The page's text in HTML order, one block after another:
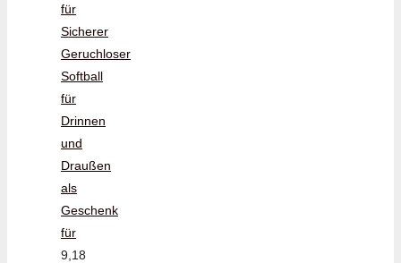
für
Sicherer
Geruchloser
Softball
für
Drinnen
und
Draußen
als
Geschenk
für
9,18